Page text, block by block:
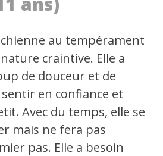
chienne au tempérament
craintive. Elle a
de douceur et de
en confiance et
Avec du temps, elle se
mais ne fera pas
pas. Elle a besoin